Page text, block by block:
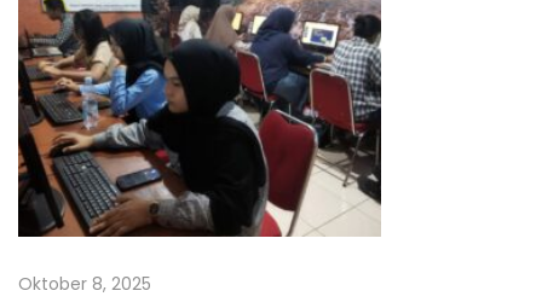
o
s
g
r
a
m
P
K
e
Oktober 8, 2025